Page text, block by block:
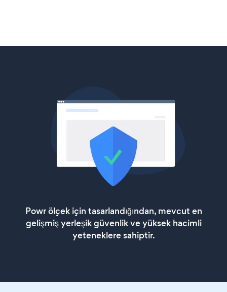
Powr ölçek için tasarlandığından, mevcut en
gelişmiş yerleşik güvenlik ve yüksek hacimli
yeteneklere sahiptir.